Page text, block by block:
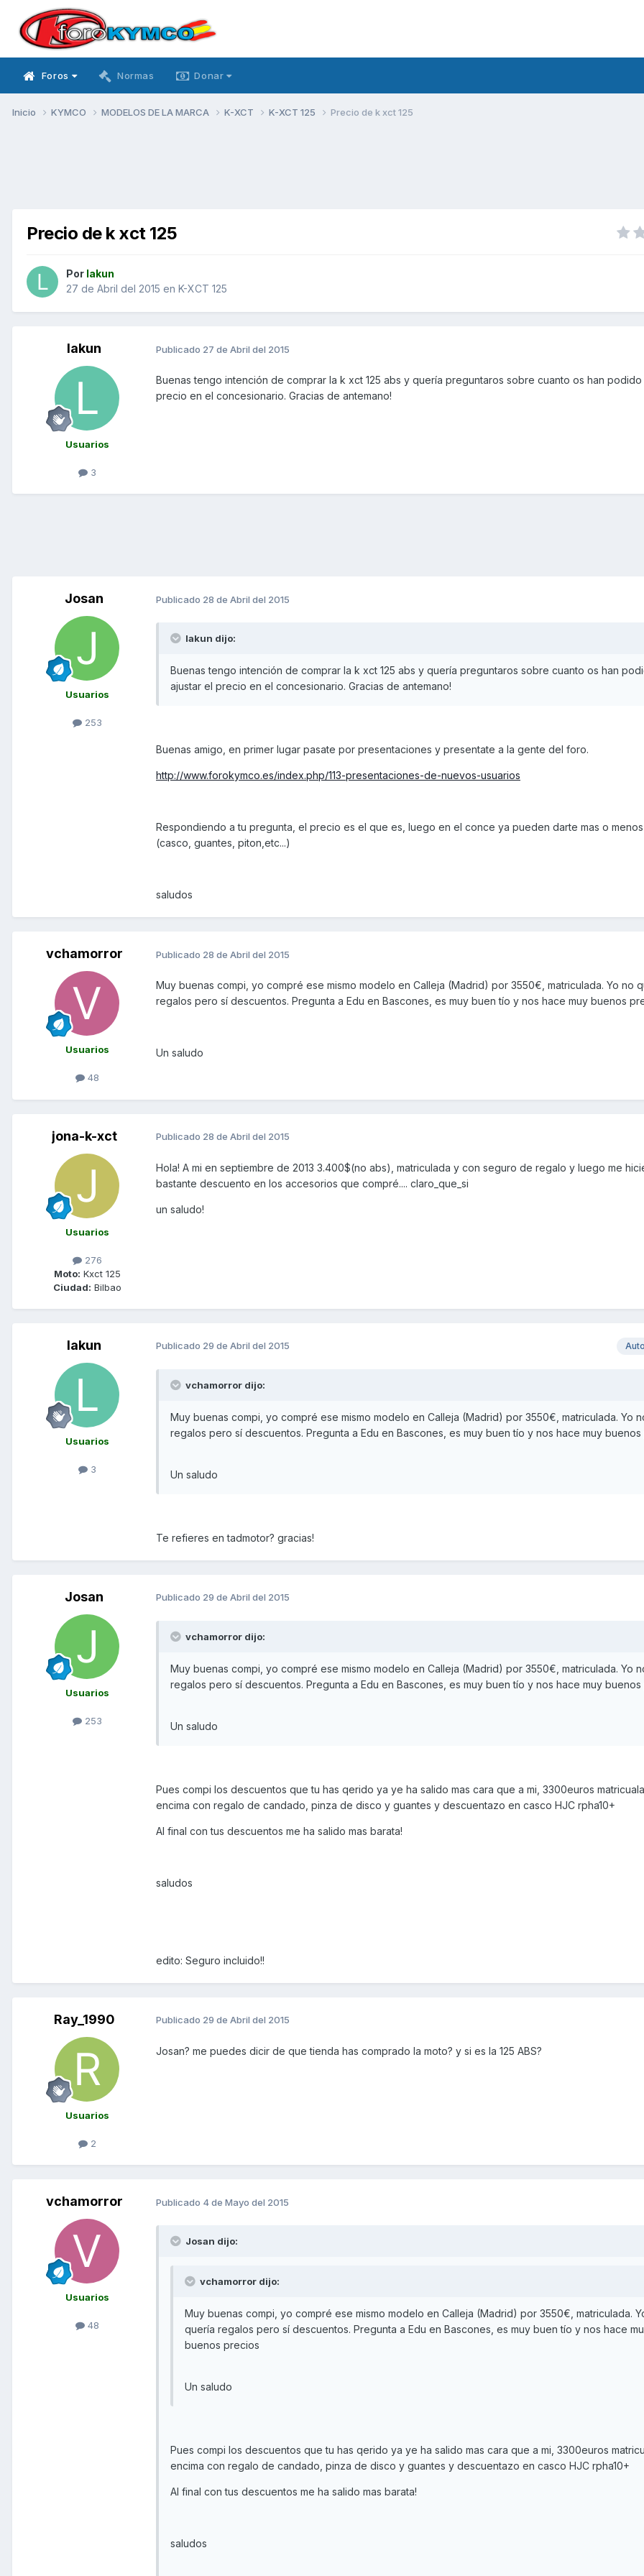
Foros Normas Donar
Inicio KYMCO MODELOS DE LA MARCA K-XCT K-XCT 125 Precio de k xct 125
Precio de k xct 125
Por lakun
27 de Abril del 2015 en K-XCT 125
lakun
Usuarios
3
Publicado 27 de Abril del 2015
Buenas tengo intención de comprar la k xct 125 abs y quería preguntaros sobre cuanto os han podido
precio en el concesionario. Gracias de antemano!
Josan
Usuarios
253
Publicado 28 de Abril del 2015
lakun dijo:
Buenas tengo intención de comprar la k xct 125 abs y quería preguntaros sobre cuanto os han
ajustar el precio en el concesionario. Gracias de antemano!
Buenas amigo, en primer lugar pasate por presentaciones y presentate a la gente del foro.
http://www.forokymco.es/index.php/113-presentaciones-de-nuevos-usuarios
Respondiendo a tu pregunta, el precio es el que es, luego en el conce ya pueden darte mas o
(casco, guantes, piton,etc...)
saludos
vchamorror
Usuarios
48
Publicado 28 de Abril del 2015
Muy buenas compi, yo compré ese mismo modelo en Calleja (Madrid) por 3550€, matriculada. Yo no
regalos pero sí descuentos. Pregunta a Edu en Bascones, es muy buen tío y nos hace muy buenos
Un saludo
jona-k-xct
Usuarios
276
Moto: Kxct 125
Ciudad: Bilbao
Publicado 28 de Abril del 2015
Hola! A mi en septiembre de 2013 3.400$(no abs), matriculada y con seguro de regalo y luego me
bastante descuento en los accesorios que compré.... claro_que_si
un saludo!
lakun
Usuarios
3
Publicado 29 de Abril del 2015
vchamorror dijo:
Muy buenas compi, yo compré ese mismo modelo en Calleja (Madrid) por 3550€, matriculada. Yo
regalos pero sí descuentos. Pregunta a Edu en Bascones, es muy buen tío y nos hace muy
Un saludo
Te refieres en tadmotor? gracias!
Josan
Usuarios
253
Publicado 29 de Abril del 2015
vchamorror dijo:
Muy buenas compi, yo compré ese mismo modelo en Calleja (Madrid) por 3550€, matriculada. Yo
regalos pero sí descuentos. Pregunta a Edu en Bascones, es muy buen tío y nos hace muy
Un saludo
Pues compi los descuentos que tu has qerido ya ye ha salido mas cara que a mi, 3300euros
encima con regalo de candado, pinza de disco y guantes y descuentazo en casco HJC rpha10+
Al final con tus descuentos me ha salido mas barata!
saludos
edito: Seguro incluido!!
Ray_1990
Usuarios
2
Publicado 29 de Abril del 2015
Josan? me puedes dicir de que tienda has comprado la moto? y si es la 125 ABS?
vchamorror
Usuarios
48
Publicado 4 de Mayo del 2015
Josan dijo:
vchamorror dijo:
Muy buenas compi, yo compré ese mismo modelo en Calleja (Madrid) por 3550€, matriculada.
quería regalos pero sí descuentos. Pregunta a Edu en Bascones, es muy buen tío y nos hace
buenos precios
Un saludo
Pues compi los descuentos que tu has qerido ya ye ha salido mas cara que a mi, 3300euros
encima con regalo de candado, pinza de disco y guantes y descuentazo en casco HJC rpha10+
Al final con tus descuentos me ha salido mas barata!
saludos